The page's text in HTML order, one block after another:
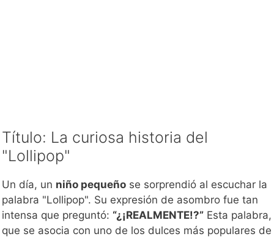
Título: La curiosa historia del
"Lollipop"
Un día, un niño pequeño se sorprendió al escuchar la
palabra "Lollipop". Su expresión de asombro fue tan
intensa que preguntó: “¿¡REALMENTE!?” Esta palabra,
que se asocia con uno de los dulces más populares de